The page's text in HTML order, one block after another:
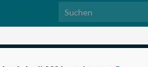
Search for: